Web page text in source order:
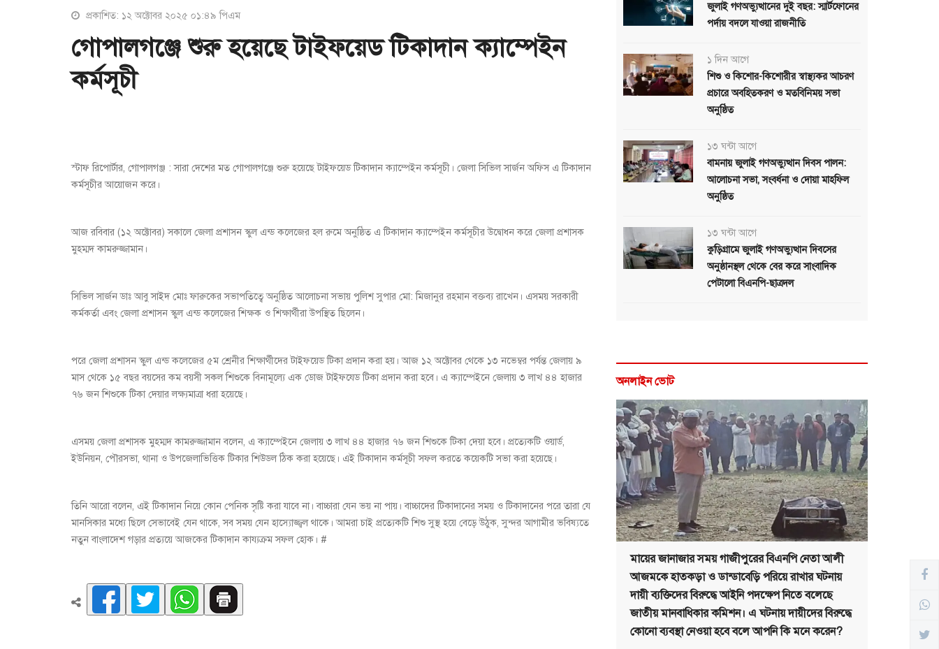
প্রকাশিত: ১২ অক্টোবর ২০২৫ ০১:৪৯ পিএম
গোপালগঞ্জে শুরু হয়েছে টাইফয়েড টিকাদান ক্যাম্পেইন
কর্মসূচী
স্টাফ রিপোর্টার, গোপালগঞ্জ : সারা দেশের মত গোপালগঞ্জে শুরু হয়েছে টাইফয়েড টিকাদান ক্যাম্পেইন কর্মসূচী। জেলা সিভিল সার্জন অফিস এ টিকাদান
কর্মসূচীর আয়োজন করে।
আজ রবিবার (১২ অক্টোবর) সকালে জেলা প্রশাসন স্কুল এন্ড কলেজের হল রুমে অনুষ্ঠিত এ টিকাদান ক্যাম্পেইন কর্মসূচীর উদ্বোধন করে জেলা প্রশাসক
মুহম্মদ কামরুজ্জামান।
সিভিল সার্জন ডাঃ আবু সাইদ মোঃ ফারুকের সভাপতিত্বে অনুষ্ঠিত আলোচনা সভায় পুলিশ সুপার মো: মিজানুর রহমান বক্তব্য রাখেন। এসময় সরকারী
কর্মকর্তা এবং জেলা প্রশাসন স্কুল এন্ড কলেজের শিক্ষক ও শিক্ষার্থীরা উপস্থিত ছিলেন।
পরে জেলা প্রশাসন স্কুল এন্ড কলেজের ৫ম শ্রেনীর শিক্ষার্থীদের টাইফয়েড টিকা প্রদান করা হয়। আজ ১২ অক্টোবর থেকে ১৩ নভেম্বর পর্যন্ত জেলায় ৯
মাস থেকে ১৫ বছর বয়সের কম বয়সী সকল শিশুকে বিনামূল্যে এক ডোজ টাইফযেড টিকা প্রদান করা হবে। এ ক্যাম্পেইনে জেলায় ৩ লাখ ৪৪ হাজার
৭৬ জন শিশুকে টিকা দেয়ার লক্ষ্যমাত্রা ধরা হয়েছে।
এসময় জেলা প্রশাসক মুহম্মদ কামরুজ্জামান বলেন, এ ক্যাম্পেইনে জেলায় ৩ লাখ ৪৪ হাজার ৭৬ জন শিশুকে টিকা দেয়া হবে। প্রত্যেকটি ওয়ার্ড,
ইউনিয়ন, পৌরসভা, থানা ও উপজেলাভিত্তিক টিকার শিউডল ঠিক করা হয়েছে। এই টিকাদান কর্মসূচী সফল করতে কয়েকটি সভা করা হয়েছে।
তিনি আরো বলেন, এই টিকাদান নিয়ে কোন পেনিক সৃষ্টি করা যাবে না। বাচ্চারা যেন ভয় না পায়। বাচ্চাদের টিকাদানের সময় ও টিকাদানের পরে তারা যে
মানসিকার মধ্যে ছিলে সেভাবেই যেন থাকে, সব সময় যেন হাস্যোজ্জ্বল থাকে। আমরা চাই প্রত্যেকটি শিশু সুস্থ হয়ে বেড়ে উঠুক, সুন্দর আগামীর ভবিষ্যতে
নতুন বাংলাদেশ গড়ার প্রত্যয়ে আজকের টিকাদান কায্যক্রম সফল হোক। #
জুলাই গণঅভ্যুত্থানের দুই বছর: স্মার্টফোনের
পর্দায় বদলে যাওয়া রাজনীতি
১ দিন আগে
শিশু ও কিশোর-কিশোরীর স্বাস্থ্যকর আচরণ
প্রচারে অবহিতকরণ ও মতবিনিময় সভা
অনুষ্ঠিত
১৩ ঘন্টা আগে
বামনায় জুলাই গণঅভ্যুত্থান দিবস পালন:
আলোচনা সভা, সংবর্ধনা ও দোয়া মাহফিল
অনুষ্ঠিত
১৩ ঘন্টা আগে
কুড়িগ্রামে জুলাই গণঅভ্যুত্থান দিবসের
অনুষ্ঠানস্থল থেকে বের করে সাংবাদিক
পেটালো বিএনপি-ছাত্রদল
অনলাইন ভোট
মায়ের জানাজার সময় গাজীপুরের বিএনপি নেতা আলী
আজমকে হাতকড়া ও ডান্ডাবেড়ি পরিয়ে রাখার ঘটনায়
দায়ী ব্যক্তিদের বিরুদ্ধে আইনি পদক্ষেপ নিতে বলেছে
জাতীয় মানবাধিকার কমিশন। এ ঘটনায় দায়ীদের বিরুদ্ধে
কোনো ব্যবস্থা নেওয়া হবে বলে আপনি কি মনে করেন?